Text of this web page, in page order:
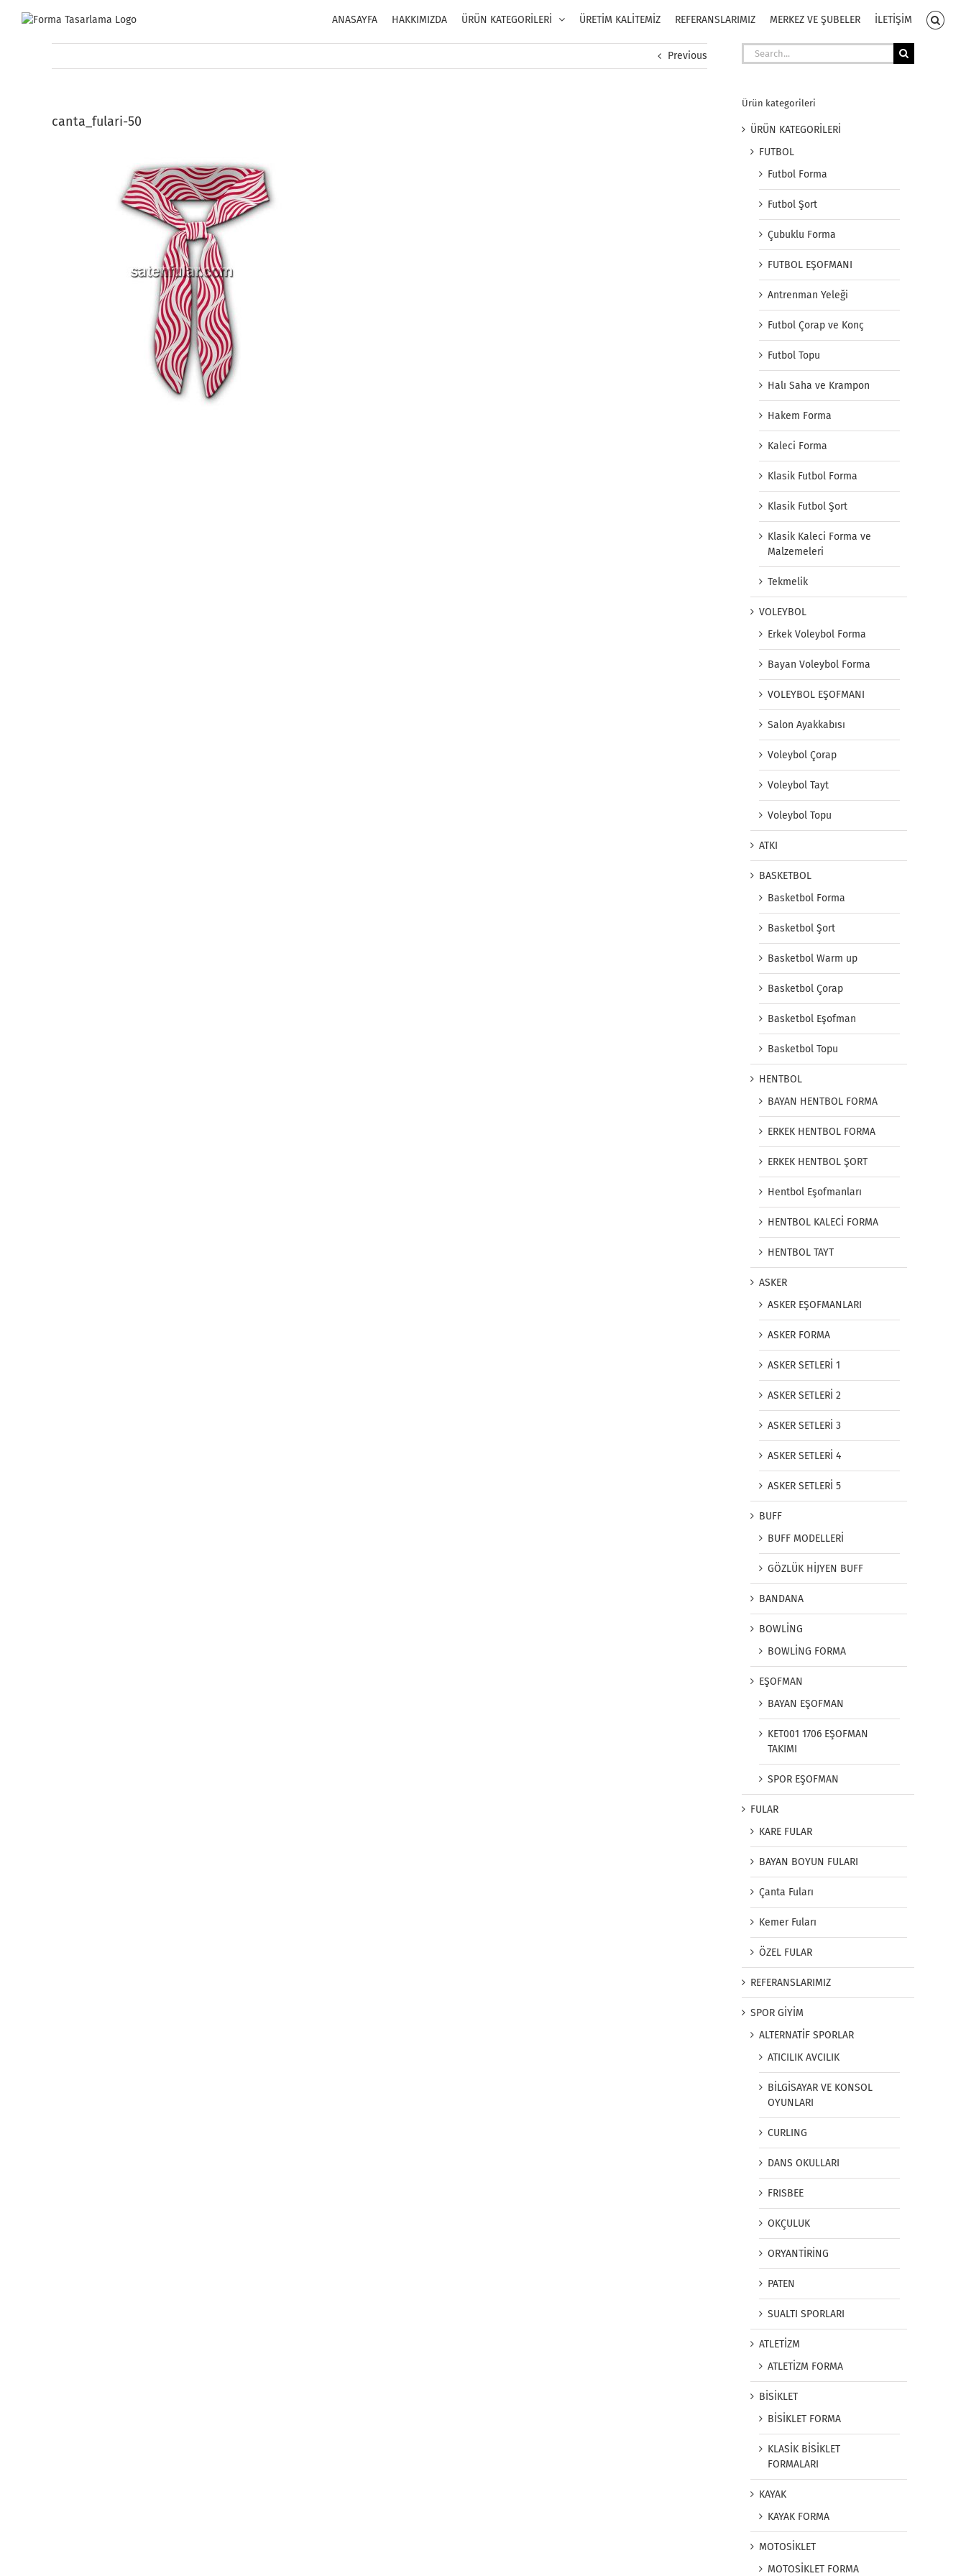
ANASAYFA HAKKIMIZDA ÜRÜN KATEGORİLERİ ÜRETİM KALİTEMİZ REFERANSLARIMIZ MERKEZ VE ŞUBELER İLETİŞİM
Previous
canta_fulari-50
Search
for:
Ürün kategorileri
ÜRÜN KATEGORİLERİ
FUTBOL
Futbol Forma
Futbol Şort
Çubuklu Forma
FUTBOL EŞOFMANI
Antrenman Yeleği
Futbol Çorap ve Konç
Futbol Topu
Halı Saha ve Krampon
Hakem Forma
Kaleci Forma
Klasik Futbol Forma
Klasik Futbol Şort
Klasik Kaleci Forma ve
Malzemeleri
Tekmelik
VOLEYBOL
Erkek Voleybol Forma
Bayan Voleybol Forma
VOLEYBOL EŞOFMANI
Salon Ayakkabısı
Voleybol Çorap
Voleybol Tayt
Voleybol Topu
ATKI
BASKETBOL
Basketbol Forma
Basketbol Şort
Basketbol Warm up
Basketbol Çorap
Basketbol Eşofman
Basketbol Topu
HENTBOL
BAYAN HENTBOL FORMA
ERKEK HENTBOL FORMA
ERKEK HENTBOL ŞORT
Hentbol Eşofmanları
HENTBOL KALECİ FORMA
HENTBOL TAYT
ASKER
ASKER EŞOFMANLARI
ASKER FORMA
ASKER SETLERİ 1
ASKER SETLERİ 2
ASKER SETLERİ 3
ASKER SETLERİ 4
ASKER SETLERİ 5
BUFF
BUFF MODELLERİ
GÖZLÜK HİJYEN BUFF
BANDANA
BOWLİNG
BOWLİNG FORMA
EŞOFMAN
BAYAN EŞOFMAN
KET001 1706 EŞOFMAN
TAKIMI
SPOR EŞOFMAN
FULAR
KARE FULAR
BAYAN BOYUN FULARI
Çanta Fuları
Kemer Fuları
ÖZEL FULAR
REFERANSLARIMIZ
SPOR GİYİM
ALTERNATİF SPORLAR
ATICILIK AVCILIK
BİLGİSAYAR VE KONSOL
OYUNLARI
CURLING
DANS OKULLARI
FRISBEE
OKÇULUK
ORYANTİRİNG
PATEN
SUALTI SPORLARI
ATLETİZM
ATLETİZM FORMA
BİSİKLET
BİSİKLET FORMA
KLASİK BİSİKLET
FORMALARI
KAYAK
KAYAK FORMA
MOTOSİKLET
MOTOSİKLET FORMA